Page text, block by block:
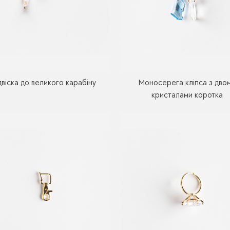
до великого карабіну
Моносерега кліпса з
кристалами коротка